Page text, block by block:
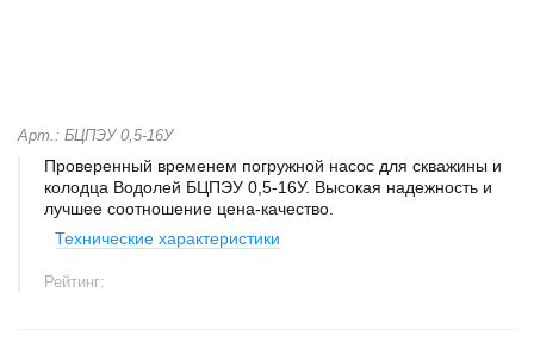
Арт.: БЦПЭУ 0,5-16У
Проверенный временем погружной насос для скважины и
колодца Водолей БЦПЭУ 0,5-16У. Высокая надежность и
лучшее соотношение цена-качество.
Технические характеристики
Рейтинг: